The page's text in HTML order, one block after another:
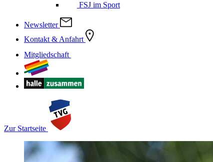
FSJ im Sport
Newsletter
Kontakt & Anfahrt
Mitgliedschaft
Zur Startseite